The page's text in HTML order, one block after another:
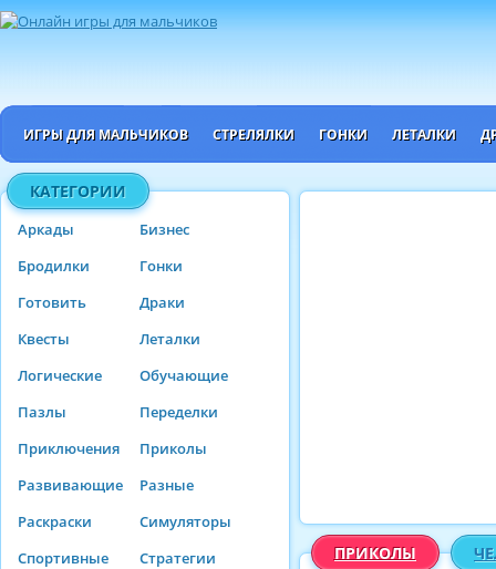
ИГРЫ ДЛЯ МАЛЬЧИКОВ СТРЕЛЯЛКИ ГОНКИ ЛЕТАЛКИ
КАТЕГОРИИ
Аркады
Бизнес
Бродилки
Гонки
Готовить
Драки
Квесты
Леталки
Логические
Обучающие
Пазлы
Переделки
Приключения
Приколы
Развивающие
Разные
Раскраски
Симуляторы
Спортивные
Стратегии
ПРИКОЛЫ